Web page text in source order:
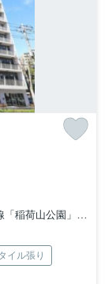
山公園」駅 徒歩20分
イル張り